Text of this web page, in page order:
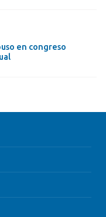
en congreso